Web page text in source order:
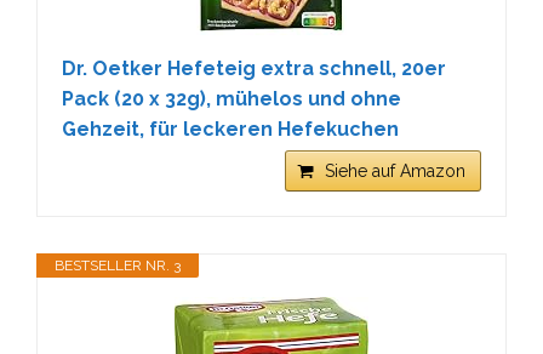
Dr. Oetker Hefeteig extra schnell, 20er
Pack (20 x 32g), mühelos und ohne
Gehzeit, für leckeren Hefekuchen
Siehe auf Amazon
BESTSELLER NR. 3